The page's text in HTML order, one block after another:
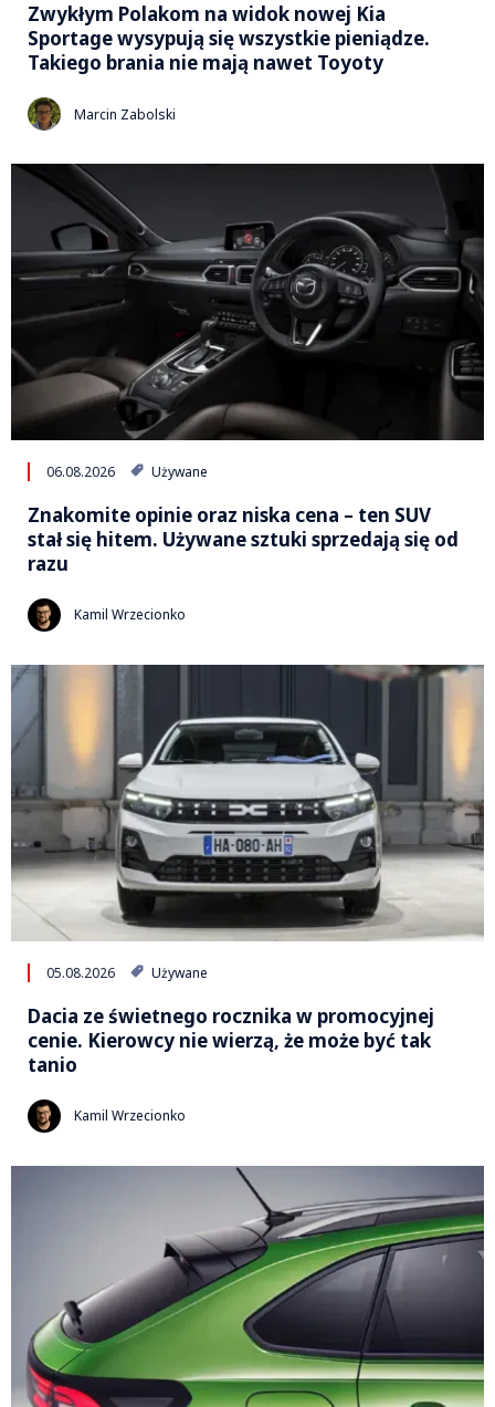
Zwykłym Polakom na widok nowej Kia
Sportage wysypują się wszystkie pieniądze.
Takiego brania nie mają nawet Toyoty
Marcin Zabolski
06.08.2026 Używane
Znakomite opinie oraz niska cena – ten SUV
stał się hitem. Używane sztuki sprzedają się od
razu
Kamil Wrzecionko
05.08.2026 Używane
Dacia ze świetnego rocznika w promocyjnej
cenie. Kierowcy nie wierzą, że może być tak
tanio
Kamil Wrzecionko